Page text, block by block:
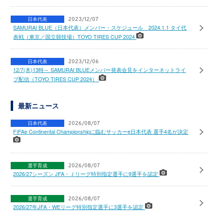
日本代表 2023/12/07
SAMURAI BLUE（日本代表）メンバー・スケジュール 2024.1.1 タイ代
表戦（東京／国立競技場）TOYO TIRES CUP 2024
日本代表 2023/12/06
12/7(木)13時～ SAMURAI BLUEメンバー発表会見をインターネットライ
ブ配信（TOYO TIRES CUP 2024）
最新ニュース
日本代表 2026/08/07
FIFAe Continental Championshipに臨むサッカーe日本代表 選手4名が決定
選手育成 2026/08/07
2026/27シーズン JFA・Ｊリーグ特別指定選手に9選手を認定
選手育成 2026/08/07
2026/27年JFA・WEリーグ特別指定選手に3選手を認定